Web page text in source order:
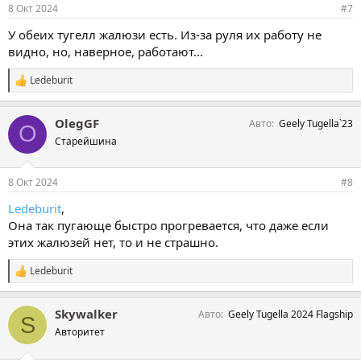
8 Окт 2024 #7
У обеих тугелл жалюзи есть. Из-за руля их работу не
видно, но, наверное, работают...
С
и
п
т
Ledeburit
O OlegGF
Старейшина
Авто Geely Tugella`23
8 Окт 2024 #8
Ledeburit,
Она так пугающе быстро прогревается, что даже если
этих жалюзей нет, то и не страшно.
С
и
п
т
Ledeburit
S Skywalker
Авторитет
Авто Geely Tugella 2024 Flagship